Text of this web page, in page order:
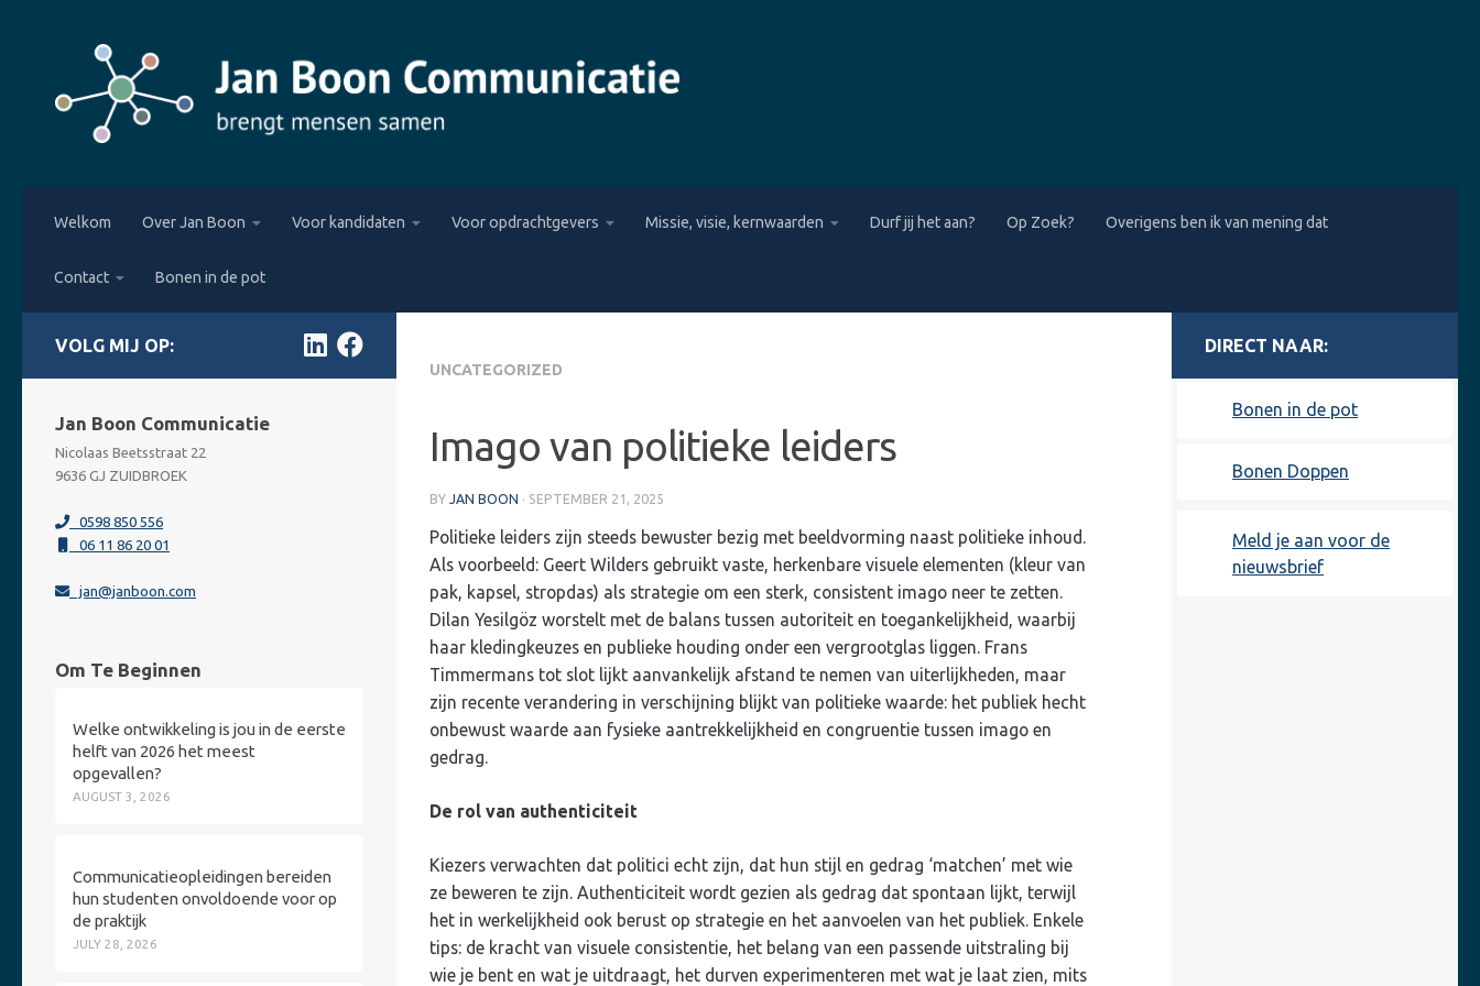
Welkom Over Jan Boon Voor kandidaten Voor opdrachtgevers Missie, visie, kernwaarden Durf jij het aan? Op Zoek? Overigens ben ik van mening dat
Contact Bonen in de pot
UNCATEGORIZED
Imago van politieke leiders
BY JAN BOON · SEPTEMBER 21, 2025
Politieke leiders zijn steeds bewuster bezig met beeldvorming naast politieke inhoud.
Als voorbeeld: Geert Wilders gebruikt vaste, herkenbare visuele elementen (kleur van
pak, kapsel, stropdas) als strategie om een sterk, consistent imago neer te zetten.
Dilan Yesilgöz worstelt met de balans tussen autoriteit en toegankelijkheid, waarbij
haar kledingkeuzes en publieke houding onder een vergrootglas liggen. Frans
Timmermans tot slot lijkt aanvankelijk afstand te nemen van uiterlijkheden, maar
zijn recente verandering in verschijning blijkt van politieke waarde: het publiek hecht
onbewust waarde aan fysieke aantrekkelijkheid en congruentie tussen imago en
gedrag.
De rol van authenticiteit
Kiezers verwachten dat politici echt zijn, dat hun stijl en gedrag ‘matchen’ met wie
ze beweren te zijn. Authenticiteit wordt gezien als gedrag dat spontaan lijkt, terwijl
het in werkelijkheid ook berust op strategie en het aanvoelen van het publiek. Enkele
tips: de kracht van visuele consistentie, het belang van een passende uitstraling bij
wie je bent en wat je uitdraagt, het durven experimenteren met wat je laat zien, mits
Jan Boon Communicatie
Nicolaas Beetsstraat 22
9636 GJ ZUIDBROEK
0598 850 556
06 11 86 20 01
jan@janboon.com
Om Te Beginnen
Welke ontwikkeling is jou in de eerste
helft van 2026 het meest
opgevallen?
AUGUST 3, 2026
Communicatieopleidingen bereiden
hun studenten onvoldoende voor op
de praktijk
JULY 28, 2026
Bonen in de pot
Bonen Doppen
Meld je aan voor de
nieuwsbrief